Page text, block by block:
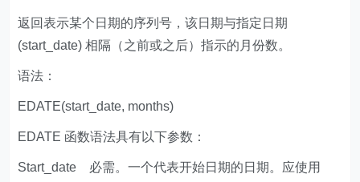
返回表示某个日期的序列号，该日期与指定日期
(start_date) 相隔（之前或之后）指示的月份数。
语法：
EDATE(start_date, months)
EDATE 函数语法具有以下参数：
Start_date 必需。一个代表开始日期的日期。应使用